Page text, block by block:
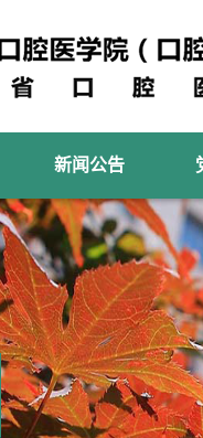
新闻公告